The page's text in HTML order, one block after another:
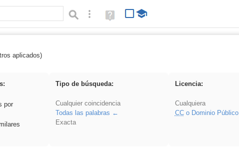
Búsqueda avanzada
Ayuda
(en
falsa
aplicados)
por
Tipo de búsqueda:
Cualquier coincidencia
Todas las palabras
Exacta
Licencia:
Cualquiera
CCo Dominio Público